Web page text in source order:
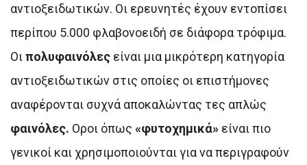
αντιοξειδωτικών. Οι ερευνητές έχουν εντοπίσει
περίπου 5.000 φλαβονοειδή σε διάφορα τρόφιμα.
Οιπολυφαινόλες είναι μια μικρότερη κατηγορία
αντιοξειδωτικών στις οποίες οι επιστήμονες
αναφέρονται συχνά αποκαλώντας τες απλώς
φαινόλες. Οροι όπως «φυτοχημικά» είναι πιο
γενικοί και χρησιμοποιούνται για να περιγραφούν